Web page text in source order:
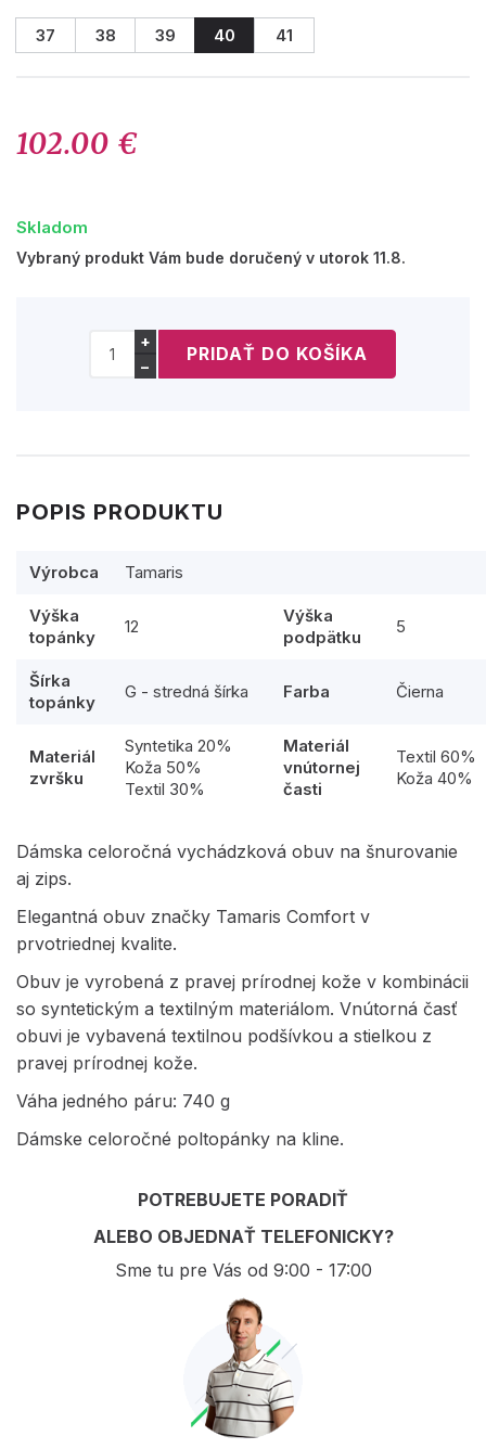
37 38 39 40 41
102.00 €
Skladom
Vybraný produkt Vám bude doručený v utorok 11.8.
+
−
POPIS PRODUKTU
Výrobca Tamaris
Výška
topánky
12
Výška
podpätku
5
Šírka
topánky
G - stredná šírka Farba Čierna
Materiál
zvršku
Syntetika 20%
Koža 50%
Textil 30%
Materiál
vnútornej
časti
Textil 60%
Koža 40%
Dámska celoročná vychádzková obuv na šnurovanie
aj zips.
Elegantná obuv značky Tamaris Comfort v
prvotriednej kvalite.
Obuv je vyrobená z pravej prírodnej kože v kombinácii
so syntetickým a textilným materiálom. Vnútorná časť
obuvi je vybavená textilnou podšívkou a stielkou z
pravej prírodnej kože.
Váha jedného páru: 740 g
Dámske celoročné poltopánky na kline.
POTREBUJETE PORADIŤ
ALEBO OBJEDNAŤ TELEFONICKY?
Sme tu pre Vás od 9:00 - 17:00